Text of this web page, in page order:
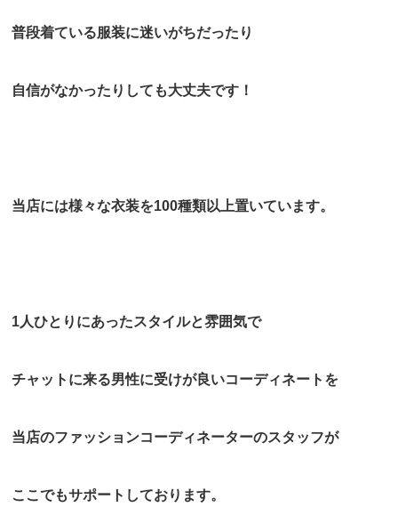
普段着ている服装に迷いがちだったり
自信がなかったりしても大丈夫です！
当店には様々な衣装を100種類以上置いています。
1人ひとりにあったスタイルと雰囲気で
チャットに来る男性に受けが良いコーディネートを
当店のファッションコーディネーターのスタッフが
ここでもサポートしております。